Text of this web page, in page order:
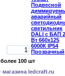
более 100 шт